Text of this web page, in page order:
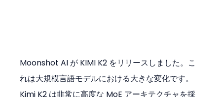
Moonshot AI が KIMI K2 をリリースしました。こ
れは大規模言語モデルにおける大きな変化です。
Kimi K2 は非常に高度な MoE アーキテクチャを採